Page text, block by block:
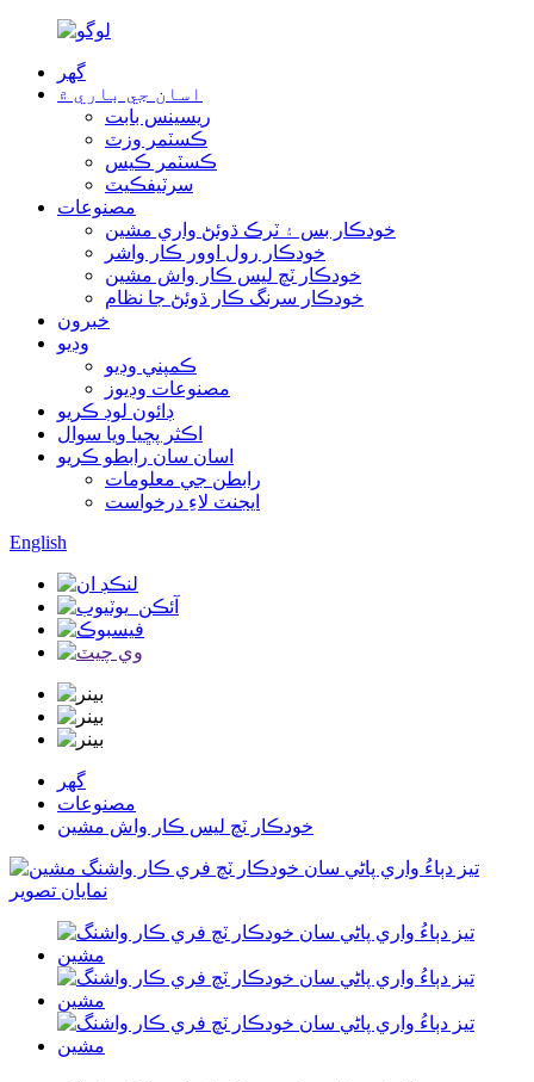
گھر
اسان جي باري ۾
ريسينس بابت
ڪسٽمر وزٽ
ڪسٽمر ڪيس
سرٽيفڪيٽ
مصنوعات
خودڪار بس ۽ ٽرڪ ڌوئڻ واري مشين
خودڪار رول اوور ڪار واشر
خودڪار ٽچ لیس ڪار واش مشين
خودڪار سرنگ ڪار ڌوئڻ جا نظام
خبرون
وڊيو
ڪمپني وڊيو
مصنوعات وڊيوز
ڊائون لوڊ ڪريو
اڪثر پڇيا ويا سوال
اسان سان رابطو ڪريو
رابطن جي معلومات
ايجنٽ لاءِ درخواست
English
گھر
مصنوعات
خودڪار ٽچ لیس ڪار واش مشين